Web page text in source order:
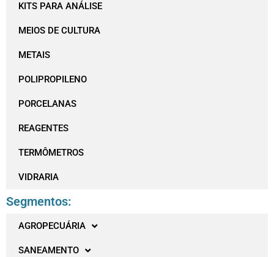
KITS PARA ANÁLISE
MEIOS DE CULTURA
METAIS
POLIPROPILENO
PORCELANAS
REAGENTES
TERMÔMETROS
VIDRARIA
Segmentos:
AGROPECUÁRIA
SANEAMENTO